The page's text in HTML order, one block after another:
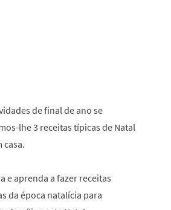
de final de ano se
lhe 3 receitas típicas de Natal
casa.
e aprenda a fazer receitas
da época natalícia para